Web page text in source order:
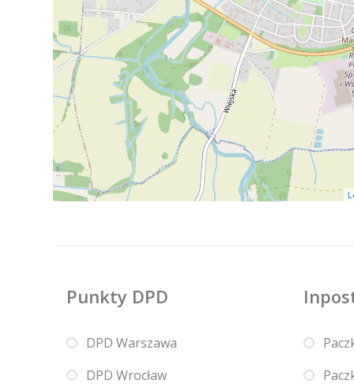
Punkty DPD
DPD Warszawa
DPD Wrocław